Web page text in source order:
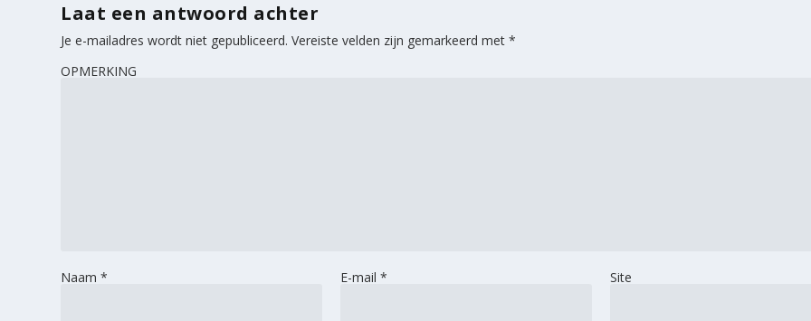
Laat een antwoord achter
Je e-mailadres wordt niet gepubliceerd. Vereiste velden zijn gemarkeerd met*
OPMERKING
Naam* E-mail * Site